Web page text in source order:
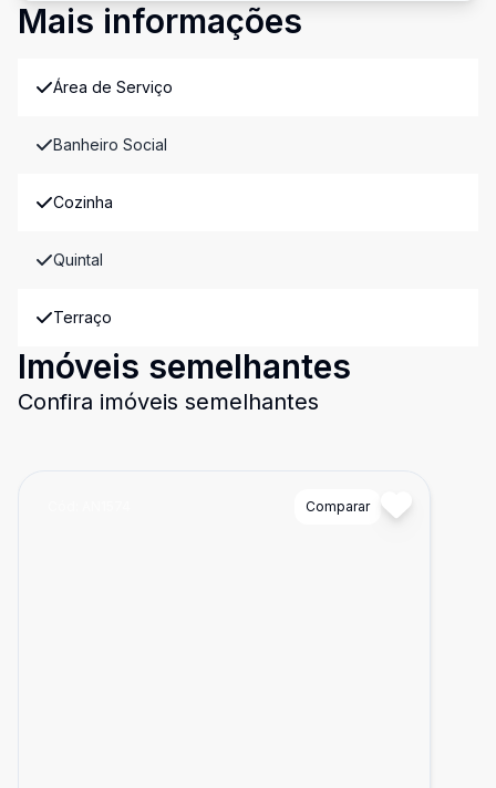
Mais informações
Área de Serviço
Banheiro Social
Cozinha
Quintal
Terraço
Imóveis semelhantes
Confira imóveis semelhantes
Comparar